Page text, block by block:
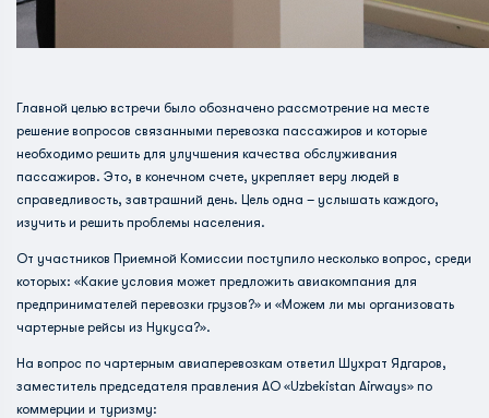
Главной целью встречи было обозначено рассмотрение на месте
решение вопросов связанными перевозка пассажиров и которые
необходимо решить для улучшения качества обслуживания
пассажиров. Это, в конечном счете, укрепляет веру людей в
справедливость, завтрашний день. Цель одна – услышать каждого,
изучить и решить проблемы населения.
От участников Приемной Комиссии поступило несколько вопрос, среди
которых: «Какие условия может предложить авиакомпания для
предпринимателей перевозки грузов?» и «Можем ли мы организовать
чартерные рейсы из Нукуса?».
На вопрос по чартерным авиаперевозкам ответил Шухрат Ядгаров,
заместитель председателя правления АО «Uzbekistan Airways» по
коммерции и туризму: